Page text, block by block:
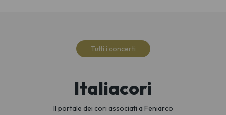
Tutti i concerti
Italiacori
Il portale dei cori associati a Feniarco